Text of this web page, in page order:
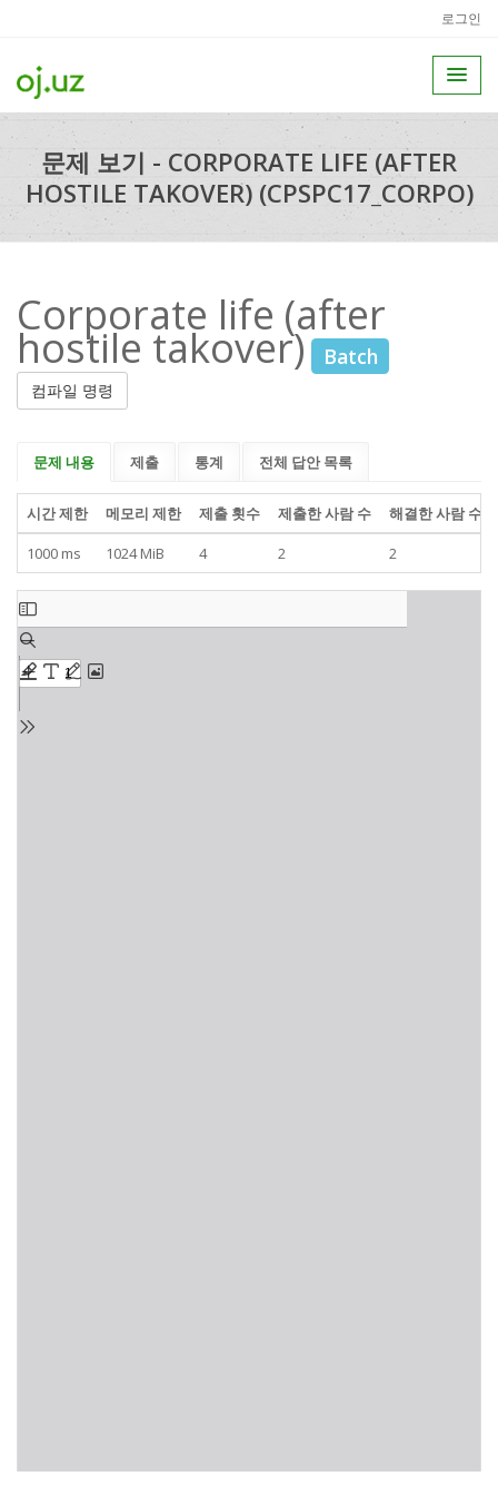
로그인
문제 보기 - CORPORATE LIFE (AFTER
HOSTILE TAKOVER) (CPSPC17_CORPO)
Corporate life (after
hostile takover) Batch
컴파일 명령
문제 내용 제출 통계 전체 답안 목록
시간 제한 메모리 제한 제출 횟수 제출한 사람 수
해결한 사람 수
1000 ms
1024 MiB 4 2 2